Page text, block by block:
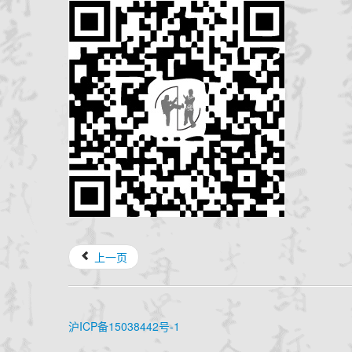
上一页
沪ICP备15038442号-1